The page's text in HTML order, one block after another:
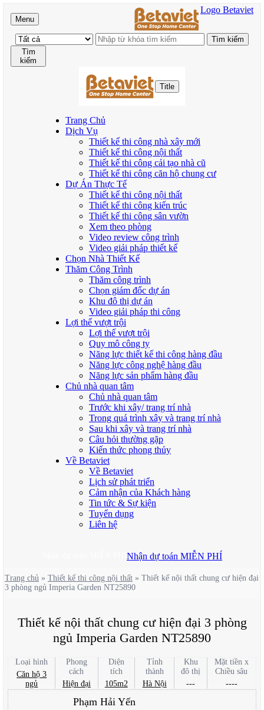
Menu
Logo Betaviet
Tìm
kiếm
Title
Trang Chủ
Dịch Vụ
Thiết kế thi công nhà xây mới
Thiết kế thi công nội thất
Thiết kế thi công cải tạo nhà cũ
Thiết kế thi công căn hộ chung cư
Dự Án Thực Tế
Thiết kế thi công nội thất
Thiết kế thi công kiến trúc
Thiết kế thi công sân vườn
Xem theo phòng
Video review công trình
Video giải pháp thiết kế
Chọn Nhà Thiết Kế
Thăm Công Trình
Thăm công trình
Chọn giám đốc dự án
Khu đô thị dự án
Video giải pháp thi công
Lợi thế vượt trội
Lợi thế vượt trội
Quy mô công ty
Năng lực thiết kế thi công hàng đầu
Năng lực công nghệ hàng đầu
Năng lực sản phẩm hàng đầu
Chủ nhà quan tâm
Chủ nhà quan tâm
Trước khi xây/ trang trí nhà
Trong quá trình xây và trang trí nhà
Sau khi xây và trang trí nhà
Câu hỏi thường gặp
Kiến thức phong thủy
Về Betaviet
Về Betaviet
Lịch sử phát triển
Cảm nhận của Khách hàng
Tin tức & Sự kiện
Tuyển dụng
Liên hệ
Nhận dự toán MIỄN PHÍ
Trang chủ » Thiết kế thi công nội thất » Thiết kế nội thất chung cư hiện đại
3 phòng ngủ Imperia Garden NT25890
Thiết kế nội thất chung cư hiện đại 3 phòng
ngủ Imperia Garden NT25890
Loại hình
Căn hộ 3
ngủ
Phong
cách
Hiện đại
Diện
tích
105m2
Tỉnh
thành
Hà Nội
Khu
đô thị
---
Mặt tiền x
Chiều sâu
----
Phạm Hải Yến